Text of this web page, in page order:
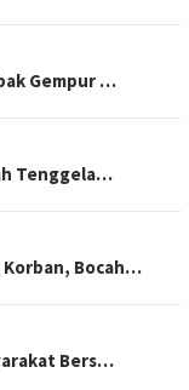
Gempur …
Tenggela…
Korban, Bocah…
Bers…